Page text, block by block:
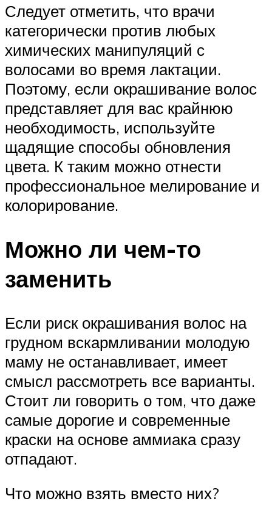
Следует отметить, что врачи
категорически против любых
химических манипуляций с
волосами во время лактации.
Поэтому, если окрашивание волос
представляет для вас крайнюю
необходимость, используйте
щадящие способы обновления
цвета. К таким можно отнести
профессиональное мелирование и
колорирование.
Можно ли чем-то
заменить
Если риск окрашивания волос на
грудном вскармливании молодую
маму не останавливает, имеет
смысл рассмотреть все варианты.
Стоит ли говорить о том, что даже
самые дорогие и современные
краски на основе аммиака сразу
отпадают.
Что можно взять вместо них?